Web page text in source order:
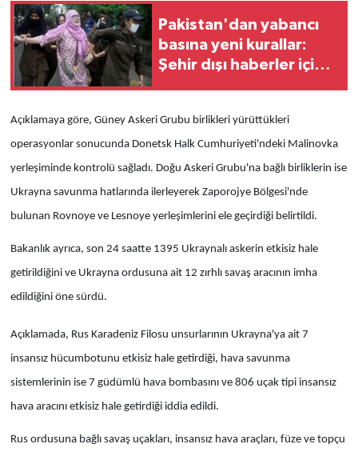
Pakistan'dan yabancı
basına yeni kurallar:
Şehir dışı haberler için
Açıklamaya göre, Güney Askeri Grubu birlikleri yürüttükleri
operasyonlar sonucunda Donetsk Halk Cumhuriyeti'ndeki Malinovka
yerleşiminde kontrolü sağladı. Doğu Askeri Grubu'na bağlı birliklerin ise
Ukrayna savunma hatlarında ilerleyerek Zaporojye Bölgesi'nde
bulunan Rovnoye ve Lesnoye yerleşimlerini ele geçirdiği belirtildi.
Bakanlık ayrıca, son 24 saatte 1395 Ukraynalı askerin etkisiz hale
getirildiğini ve Ukrayna ordusuna ait 12 zırhlı savaş aracının imha
edildiğini öne sürdü.
Açıklamada, Rus Karadeniz Filosu unsurlarının Ukrayna'ya ait 7
insansız hücumbotunu etkisiz hale getirdiği, hava savunma
sistemlerinin ise 7 güdümlü hava bombasını ve 806 uçak tipi insansız
hava aracını etkisiz hale getirdiği iddia edildi.
Rus ordusuna bağlı savaş uçakları, insansız hava araçları, füze ve topçu